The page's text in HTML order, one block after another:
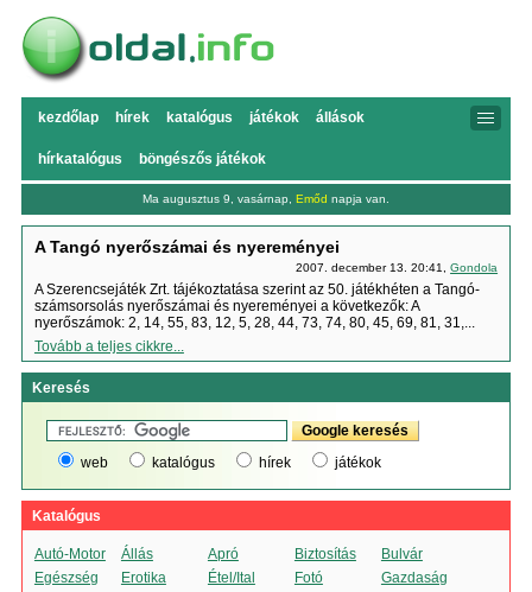
kezdőlap hírek katalógus játékok állások
hírkatalógus böngészős játékok
Ma augusztus 9, vasárnap, Emőd napja van.
A Tangó nyerőszámai és nyereményei
2007. december 13. 20:41,Gondola
A Szerencsejáték Zrt. tájékoztatása szerint az 50. játékhéten a Tangó-
számsorsolás nyerőszámai és nyereményei a következők: A
nyerőszámok: 2, 14, 55, 83, 12, 5, 28, 44, 73, 74, 80, 45, 69, 81, 31,...
Tovább a teljes cikkre...
Keresés
web katalógus hírek játékok
Katalógus
Autó-Motor Állás Apró Biztosítás
Bulvár
Egészség
Erotika Étel/Ital Fotó
Gazdaság